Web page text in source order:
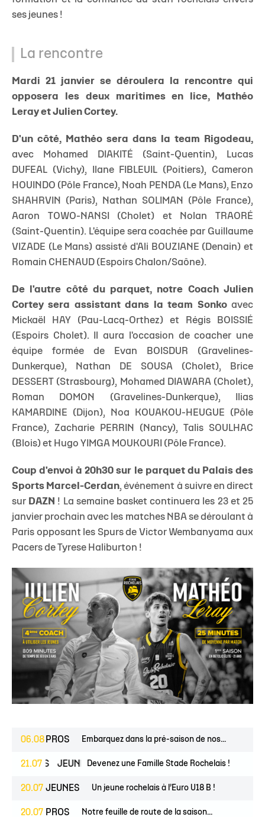
ses jeunes !
La rencontre
Mardi 21 janvier se déroulera la rencontre qui
opposera les deux maritimes en lice, Mathéo
Leray et Julien Cortey.
D'un côté, Mathéo sera dans la team Rigodeau,
avec Mohamed DIAKITÉ (Saint-Quentin), Lucas
DUFEAL (Vichy), Ilane FIBLEUIL (Poitiers), Cameron
HOUINDO (Pôle France), Noah PENDA (Le Mans), Enzo
SHAHRVIN (Paris), Nathan SOLIMAN (Pôle France),
Aaron TOWO-NANSI (Cholet) et Nolan TRAORÉ
(Saint-Quentin). L'équipe sera coachée par Guillaume
VIZADE (Le Mans) assisté d'Ali BOUZIANE (Denain) et
Romain CHENAUD (Espoirs Chalon/Saône).
De l'autre côté du parquet, notre Coach Julien
Cortey sera assistant dans la team Sonkoavec
Mickaël HAY (Pau-Lacq-Orthez) et Régis BOISSIÉ
(Espoirs Cholet). Il aura l'occasion de coacher une
équipe formée de Evan BOISDUR (Gravelines-
Dunkerque), Nathan DE SOUSA (Cholet), Brice
DESSERT (Strasbourg), Mohamed DIAWARA (Cholet),
Roman DOMON (Gravelines-Dunkerque), Ilias
KAMARDINE (Dijon), Noa KOUAKOU-HEUGUE (Pôle
France), Zacharie PERRIN (Nancy), Talis SOULHAC
(Blois) et Hugo YIMGA MOUKOURI (Pôle France).
Coup d'envoi à 20h30 sur le parquet du Palais des
Sports Marcel-Cerdan, événement à suivre en direct
sur DAZN ! La semaine basket continuera les 23 et 25
janvier prochain avec les matches NBA se déroulant à
Paris opposant les Spurs de Victor Wembanyama aux
Pacers de Tyrese Haliburton !
06.08 PROS Embarquez dans la pré-saison de nos...
21.07 JEUNES Devenez une Famille Stade Rochelais !
20.07 JEUNES Un jeune rochelais à l’Euro U18 B !
20.07 PROS Notre feuille de route de la saison...